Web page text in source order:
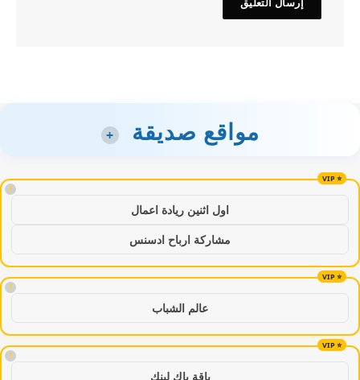
مواقع صديقة +
!
اول اثنين ريادة اعمال
مشاركة ارباح ادسنس
!
عالم الشباب
!
باقة باك لينك